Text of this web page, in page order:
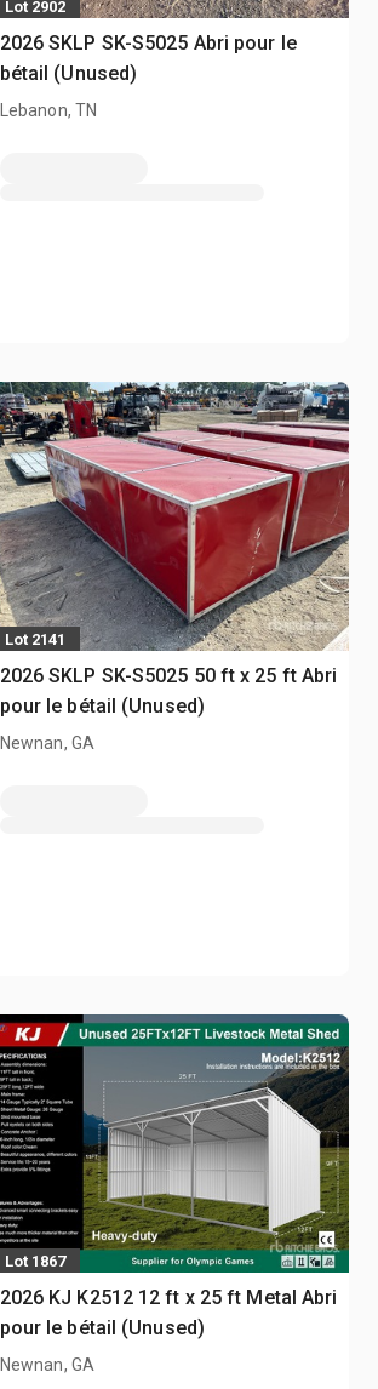
Lot 2902
2026 SKLP SK-S5025 Abri pour le
bétail (Unused)
Lebanon, TN
Lot 2141
2026 SKLP SK-S5025 50 ft x 25 ft Abri
pour le bétail (Unused)
Newnan, GA
Lot 1867
2026 KJ K2512 12 ft x 25 ft Metal Abri
pour le bétail (Unused)
Newnan, GA